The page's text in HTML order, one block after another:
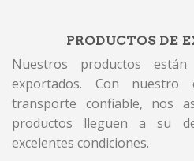
PRODUCTOS DE
Nuestros productos
exportados. Con
transporte confiable, nos
productos lleguen a su
excelentes condiciones.